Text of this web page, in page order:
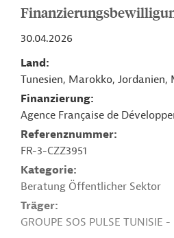
30.04.2026
Land
Tunesien, Marokko, Jordanien,
Finanzierung
Agence Française de
Referenznummer
FR-3-CZZ3951
Kategorie
Beratung Öffentlicher Sektor
Träger
GROUPE SOS PULSE TUNISIE -